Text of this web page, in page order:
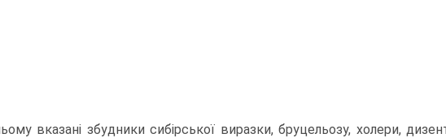
вказані збудники сибірської виразки, бруцельозу, холери,